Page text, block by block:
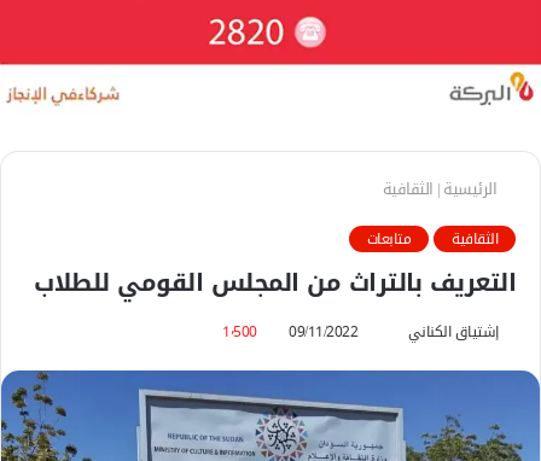
الرئيسية| الثقافية
الثقافية متابعات
التعريف بالتراث من المجلس القومي للطلاب
إشتياق الكناني
ل
09/11/2022 1٬500